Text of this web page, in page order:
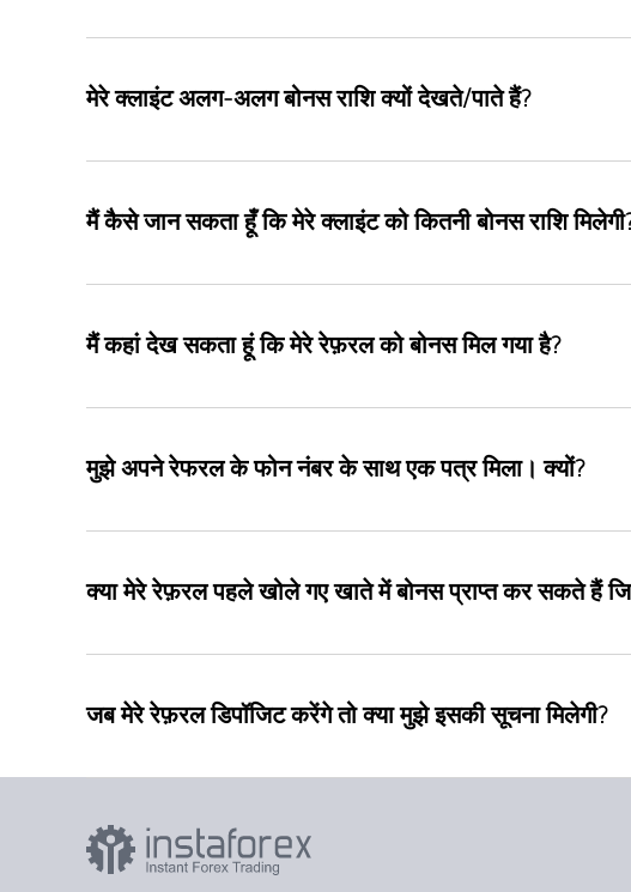
मेरे क्लाइंट अलग-अलग बोनस राशि क्यों देखते/पाते हैं?
मैं कैसे जान सकता हूँ कि मेरे क्लाइंट को कितनी बोनस राशि
मैं कहां देख सकता हूं कि मेरे रेफ़रल को बोनस मिल गया है?
मुझे अपने रेफरल के फोन नंबर के साथ एक पत्र मिला। क्यों?
क्या मेरे रेफ़रल पहले खोले गए खाते में बोनस प्राप्त कर सकते हैं
जब मेरे रेफ़रल डिपॉजिट करेंगे तो क्या मुझे इसकी सूचना मिलेगी?